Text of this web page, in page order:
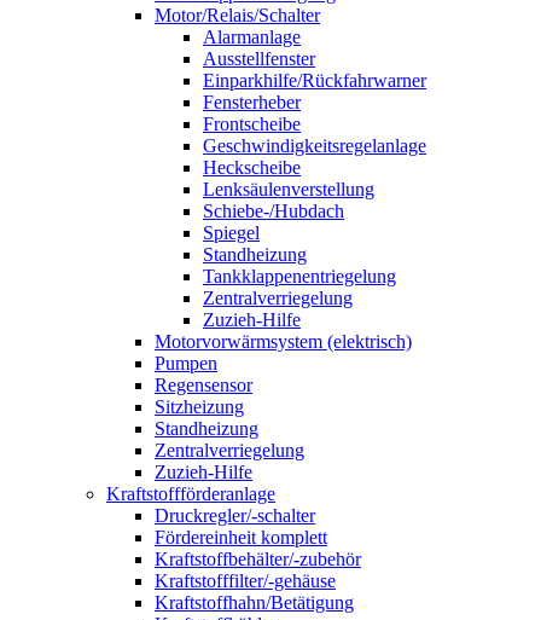
Motor/Relais/Schalter
Alarmanlage
Ausstellfenster
Einparkhilfe/Rückfahrwarner
Fensterheber
Frontscheibe
Geschwindigkeitsregelanlage
Heckscheibe
Lenksäulenverstellung
Schiebe-/Hubdach
Spiegel
Standheizung
Tankklappenentriegelung
Zentralverriegelung
Zuzieh-Hilfe
Motorvorwärmsystem (elektrisch)
Pumpen
Regensensor
Sitzheizung
Standheizung
Zentralverriegelung
Zuzieh-Hilfe
Kraftstoffförderanlage
Druckregler/-schalter
Fördereinheit komplett
Kraftstoffbehälter/-zubehör
Kraftstofffilter/-gehäuse
Kraftstoffhahn/Betätigung